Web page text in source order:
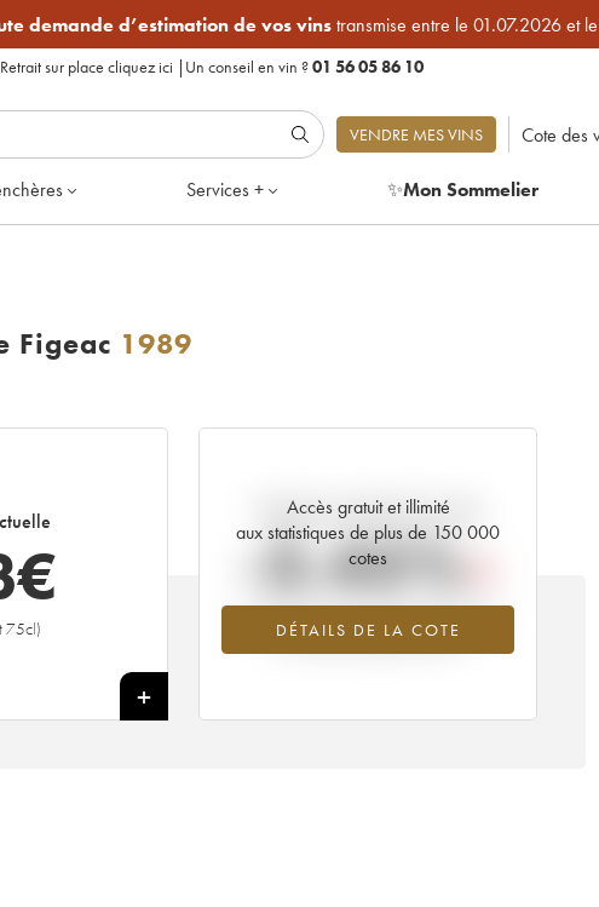
demande d’estimation de vos vinstransmise entre le 01.07.2026 et
Retrait sur place cliquez ici | Un conseil en vin ?01 56 05 86 10
VENDRE MES VINS Cote des
Services + ✨Mon Sommelier
Figeac 1989
€
75cl)
+
Accès gratuit et illimité
aux statistiques de plus de 150 000
cotes
DÉTAILS DE LA COTE
Tendance actuelle de la cote
-3.45%
Tendance à la baisse du millésime 1989
en 2026 par rapport à 2025